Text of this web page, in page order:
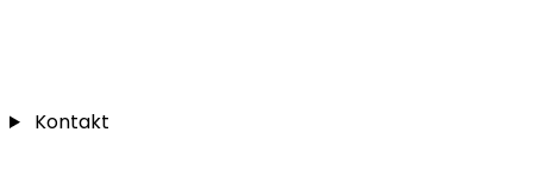
Kontakt